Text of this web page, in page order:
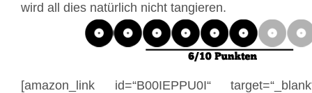
wird all dies natürlich nicht tangieren.
[amazon_link id=“B00IEPPU0I“